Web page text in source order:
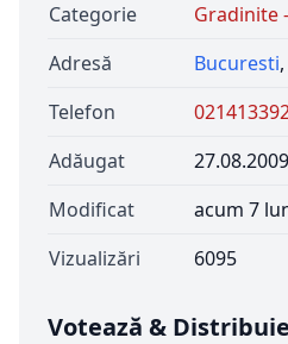
Categorie
Gradinite
Adresă
Bucuresti,
Telefon
Adăugat
27.08.2009
Modificat
acum 7
Vizualizări
6095
Votează & Distribuie